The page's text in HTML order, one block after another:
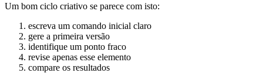
Um bom ciclo criativo se parece com isto:
escreva um comando inicial claro
gere a primeira versão
identifique um ponto fraco
revise apenas esse elemento
compare os resultados